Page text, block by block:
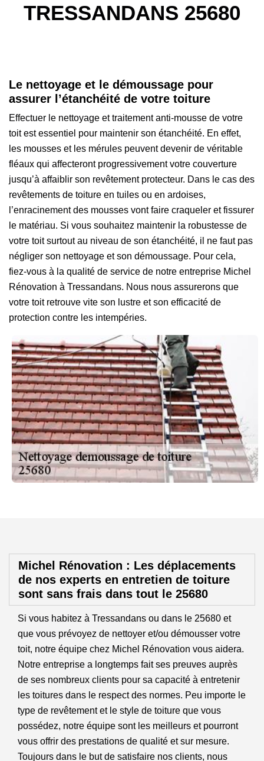
TRESSANDANS 25680
Le nettoyage et le démoussage pour
assurer l’étanchéité de votre toiture
Effectuer le nettoyage et traitement anti-mousse de votre
toit est essentiel pour maintenir son étanchéité. En effet,
les mousses et les mérules peuvent devenir de véritable
fléaux qui affecteront progressivement votre couverture
jusqu’à affaiblir son revêtement protecteur. Dans le cas des
revêtements de toiture en tuiles ou en ardoises,
l’enracinement des mousses vont faire craqueler et fissurer
le matériau. Si vous souhaitez maintenir la robustesse de
votre toit surtout au niveau de son étanchéité, il ne faut pas
négliger son nettoyage et son démoussage. Pour cela,
fiez-vous à la qualité de service de notre entreprise Michel
Rénovation à Tressandans. Nous nous assurerons que
votre toit retrouve vite son lustre et son efficacité de
protection contre les intempéries.
Michel Rénovation : Les déplacements
de nos experts en entretien de toiture
sont sans frais dans tout le 25680
Si vous habitez à Tressandans ou dans le 25680 et
que vous prévoyez de nettoyer et/ou démousser votre
toit, notre équipe chez Michel Rénovation vous aidera.
Notre entreprise a longtemps fait ses preuves auprès
de ses nombreux clients pour sa capacité à entretenir
les toitures dans le respect des normes. Peu importe le
type de revêtement et le style de toiture que vous
possédez, notre équipe sont les meilleurs et pourront
vous offrir des prestations de qualité et sur mesure.
Toujours dans le but de satisfaire nos clients, nous